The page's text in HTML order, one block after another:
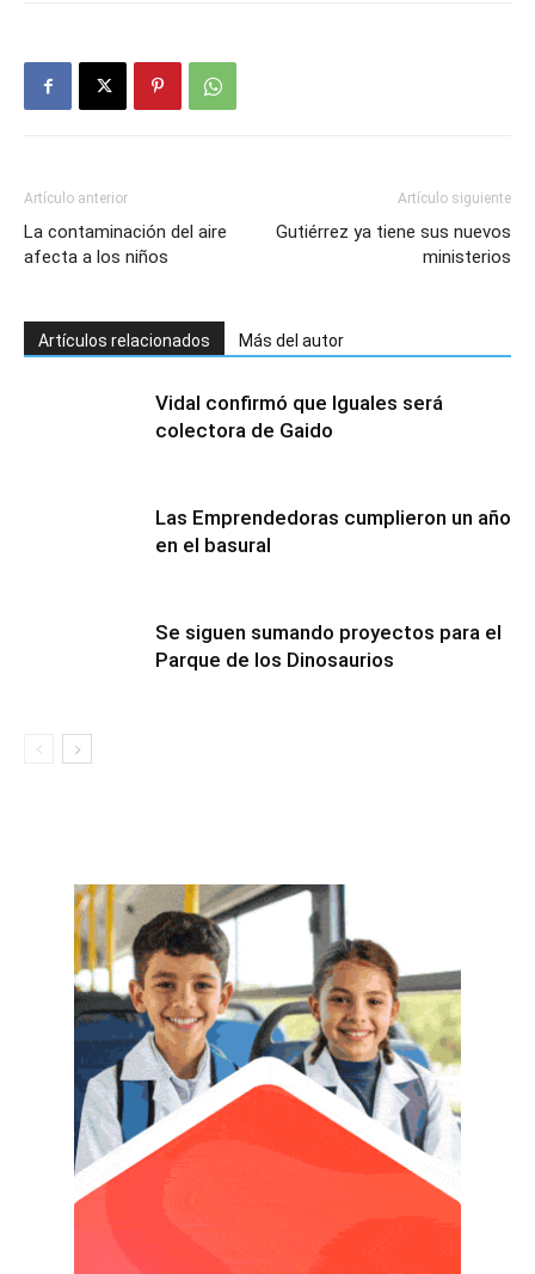
Artículo anterior
La contaminación del aire
afecta a los niños
Artículo siguiente
Gutiérrez ya tiene sus nuevos
ministerios
Artículos relacionados Más del autor
Vidal confirmó que Iguales será
colectora de Gaido
Las Emprendedoras cumplieron un año
en el basural
Se siguen sumando proyectos para el
Parque de los Dinosaurios